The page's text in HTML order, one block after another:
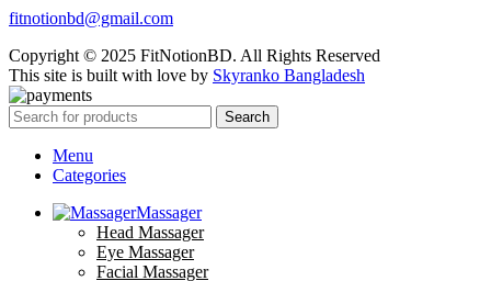
fitnotionbd@gmail.com
Copyright © 2025 FitNotionBD. All Rights Reserved
This site is built with love by Skyranko Bangladesh
Search
Menu
Categories
Massager
Head Massager
Eye Massager
Facial Massager